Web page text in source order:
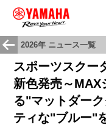
2026年 ニュース一覧
スポーツスクー
新色発売～MAX
る"マットダー
ティな"ブルー"